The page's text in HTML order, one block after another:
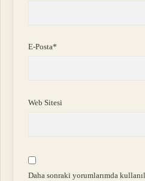
E-Posta*
Web Sitesi
Daha sonraki yorumlarımda